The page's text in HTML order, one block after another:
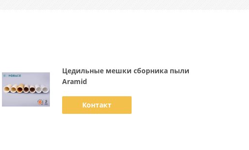
Цедильные мешки сборника пыли
Aramid
Контакт